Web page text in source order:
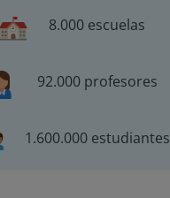
8.000 escuelas
92.000 profesores
1.600.000 estudiantes